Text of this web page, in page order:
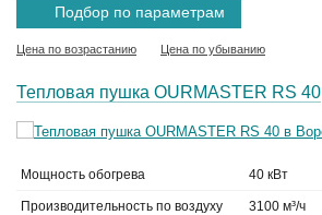
Подбор по параметрам
Цена по возрастанию Цена по убыванию
Тепловая пушка OURMASTER RS 40
Мощность обогрева 40 кВт
Производительность по воздуху 3100 м³/ч